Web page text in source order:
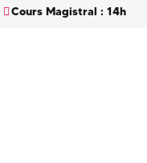
Cours Magistral : 14h